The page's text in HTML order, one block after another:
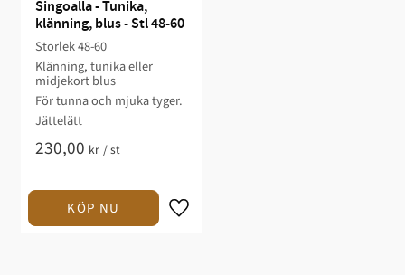
Singoalla - Tunika,
klänning, blus - Stl 48-60
Storlek 48-60
Klänning, tunika eller
midjekort blus​​​
För tunna och mjuka tyger.​​​​​
Jättelätt​
230,00 kr /st